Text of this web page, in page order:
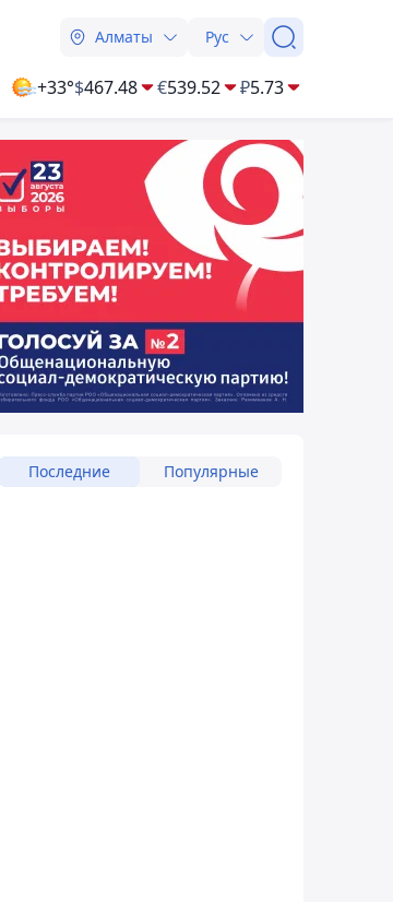
Алматы Рус
+33°$467.48 €539.52 ₽5.73
Последние Популярные